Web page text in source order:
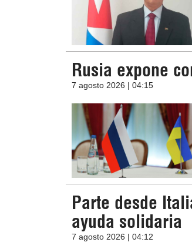
Rusia expone
7 agosto 2026 | 04:15
Parte desde
ayuda solidaria
7 agosto 2026 | 04:12